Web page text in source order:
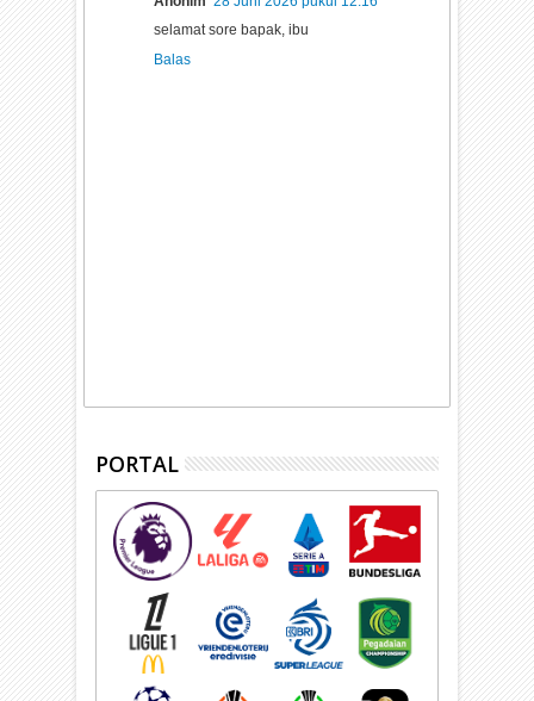
selamat sore bapak, ibu
Balas
PORTAL